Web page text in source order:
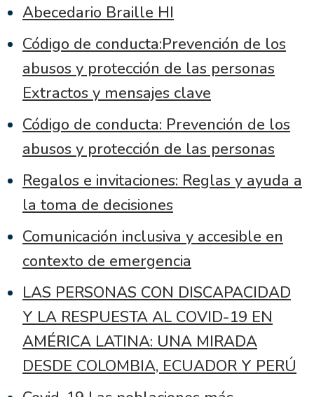
Abecedario Braille HI
Código de conducta:Prevención de los
abusos y protección de las personas
Extractos y mensajes clave
Código de conducta: Prevención de los
abusos y protección de las personas
Regalos e invitaciones: Reglas y ayuda a
la toma de decisiones
Comunicación inclusiva y accesible en
contexto de emergencia
LAS PERSONAS CON DISCAPACIDAD
Y LA RESPUESTA AL COVID-19 EN
AMÉRICA LATINA: UNA MIRADA
DESDE COLOMBIA, ECUADOR Y PERÚ